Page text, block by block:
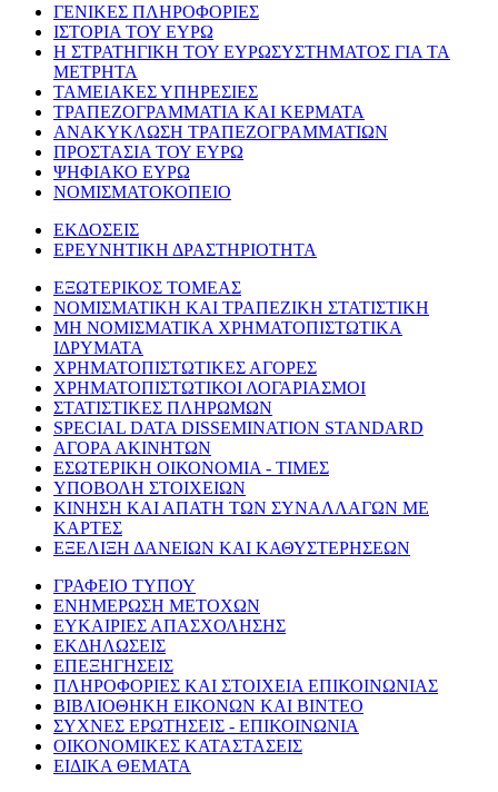
ΓΕΝΙΚΕΣ ΠΛΗΡΟΦΟΡΙΕΣ
ΙΣΤΟΡΙΑ ΤΟΥ ΕΥΡΩ
Η ΣΤΡΑΤΗΓΙΚΗ ΤΟΥ ΕΥΡΩΣΥΣΤΗΜΑΤΟΣ ΓΙΑ ΤΑ
ΜΕΤΡΗΤΑ
ΤΑΜΕΙΑΚΕΣ ΥΠΗΡΕΣΙΕΣ
ΤΡΑΠΕΖΟΓΡΑΜΜΑΤΙΑ ΚΑΙ ΚΕΡΜΑΤΑ
ΑΝΑΚΥΚΛΩΣΗ ΤΡΑΠΕΖΟΓΡΑΜΜΑΤΙΩΝ
ΠΡΟΣΤΑΣΙΑ ΤΟΥ ΕΥΡΩ
ΨΗΦΙΑΚΟ ΕΥΡΩ
ΝΟΜΙΣΜΑΤΟΚΟΠΕΙΟ
ΕΚΔΟΣΕΙΣ
ΕΡΕΥΝΗΤΙΚΗ ΔΡΑΣΤΗΡΙΟΤΗΤΑ
ΕΞΩΤΕΡΙΚΟΣ ΤΟΜΕΑΣ
ΝΟΜΙΣΜΑΤΙΚΗ ΚΑΙ ΤΡΑΠΕΖΙΚΗ ΣΤΑΤΙΣΤΙΚΗ
ΜΗ ΝΟΜΙΣΜΑΤΙΚΑ ΧΡΗΜΑΤΟΠΙΣΤΩΤΙΚΑ
ΙΔΡΥΜΑΤΑ
ΧΡΗΜΑΤΟΠΙΣΤΩΤΙΚΕΣ ΑΓΟΡΕΣ
ΧΡΗΜΑΤΟΠΙΣΤΩΤΙΚΟΙ ΛΟΓΑΡΙΑΣΜΟΙ
ΣΤΑΤΙΣΤΙΚΕΣ ΠΛΗΡΩΜΩΝ
SPECIAL DATA DISSEMINATION STANDARD
ΑΓΟΡΑ ΑΚΙΝΗΤΩΝ
ΕΣΩΤΕΡΙΚΗ ΟΙΚΟΝΟΜΙΑ - ΤΙΜΕΣ
ΥΠΟΒΟΛΗ ΣΤΟΙΧΕΙΩΝ
ΚΙΝΗΣΗ ΚΑΙ ΑΠΑΤΗ ΤΩΝ ΣΥΝΑΛΛΑΓΩΝ ΜΕ
ΚΑΡΤΕΣ
ΕΞΕΛΙΞΗ ΔΑΝΕΙΩΝ ΚΑΙ ΚΑΘΥΣΤΕΡΗΣΕΩΝ
ΓΡΑΦΕΙΟ ΤΥΠΟΥ
ΕΝΗΜΕΡΩΣΗ ΜΕΤΟΧΩΝ
ΕΥΚΑΙΡΙΕΣ ΑΠΑΣΧΟΛΗΣΗΣ
ΕΚΔΗΛΩΣΕΙΣ
ΕΠΕΞΗΓΗΣΕΙΣ
ΠΛΗΡΟΦΟΡΙΕΣ ΚΑΙ ΣΤΟΙΧΕΙΑ ΕΠΙΚΟΙΝΩΝΙΑΣ
ΒΙΒΛΙΟΘΗΚΗ ΕΙΚΟΝΩΝ ΚΑΙ ΒΙΝΤΕΟ
ΣΥΧΝΕΣ ΕΡΩΤΗΣΕΙΣ - ΕΠΙΚΟΙΝΩΝΙΑ
ΟΙΚΟΝΟΜΙΚΕΣ ΚΑΤΑΣΤΑΣΕΙΣ
ΕΙΔΙΚΑ ΘΕΜΑΤΑ